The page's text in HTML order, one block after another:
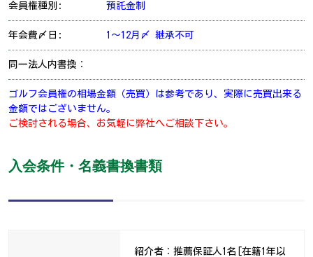
会員権種別: 預託金制
年会費〆日: 1～12月〆 継承不可
同一法人内書換：
ゴルフ会員権の相場金額（売買）は参考であり、実際に売買出来る
金額ではございません。
ご検討される場合、お気軽に弊社へご相談下さい。
入会条件・名義書換書類
紹介者：推薦保証人1名[在籍1年以